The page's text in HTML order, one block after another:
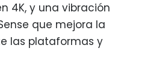
4K, y una vibración
que mejora la
las plataformas y